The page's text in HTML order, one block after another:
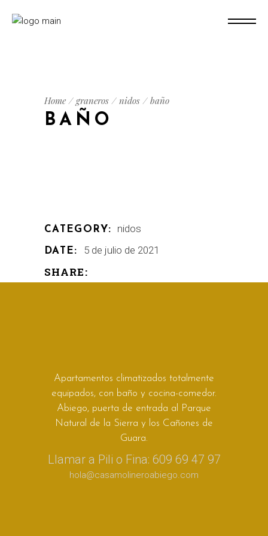
Home graneros nidos baño
BAÑO
CATEGORY: nidos
DATE: 5 de julio de 2021
SHARE:
Apartamentos climatizados totalmente
equipados, con baño y cocina-comedor.
Abiego, puerta de entrada al Parque
Natural de la Sierra y los Cañones de
Guara.
Llamar a Pili o Fina: 609 69 47 97
hola@casamolineroabiego.com